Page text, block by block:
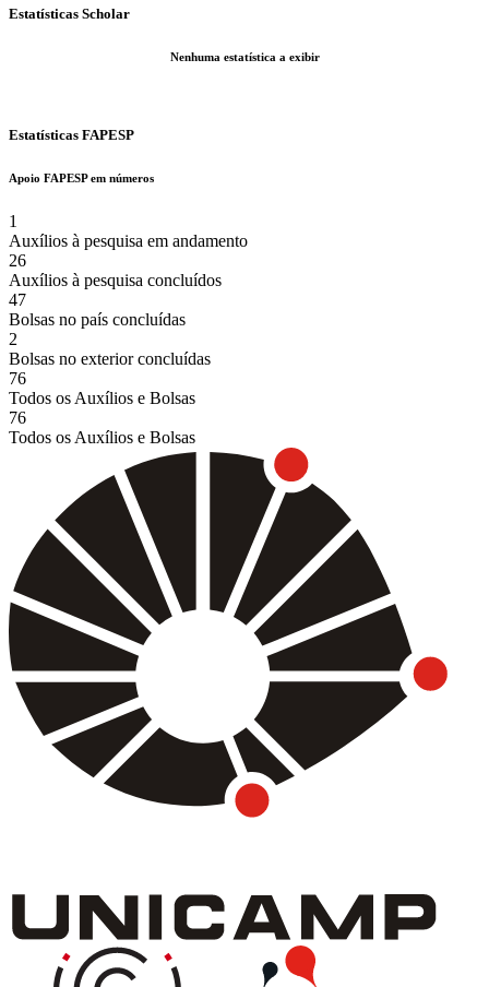
Estatísticas Scholar
Nenhuma estatística a exibir
Estatísticas FAPESP
Apoio FAPESP em números
1
Auxílios à pesquisa em andamento
26
Auxílios à pesquisa concluídos
47
Bolsas no país concluídas
2
Bolsas no exterior concluídas
76
Todos os Auxílios e Bolsas
76
Todos os Auxílios e Bolsas